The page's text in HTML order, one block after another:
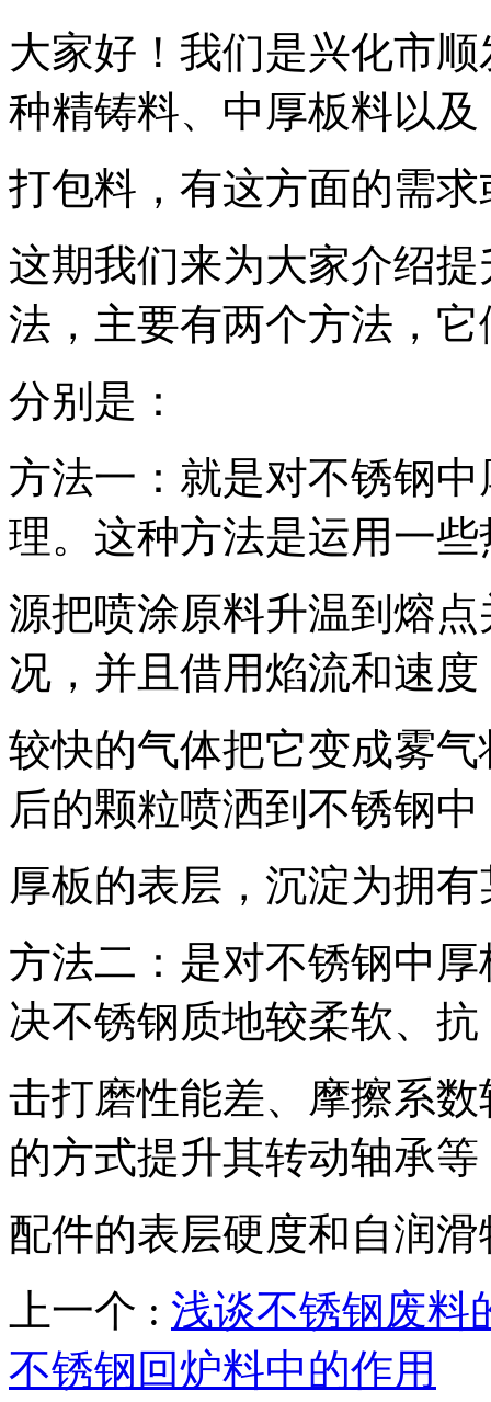
大家好！我们是兴化市
种精铸料、中厚板料以及
打包料，有这方面的需
这期我们来为大家介绍
法，主要有两个方法，它
分别是：
方法一：就是对不锈钢
理。这种方法是运用一些
源把喷涂原料升温到熔
况，并且借用焰流和速度
较快的气体把它变成雾
后的颗粒喷洒到不锈钢中
厚板的表层，沉淀为拥
方法二：是对不锈钢中
决不锈钢质地较柔软、抗
击打磨性能差、摩擦系
的方式提升其转动轴承等
配件的表层硬度和自润滑
上一个 : 浅谈不锈钢废料
不锈钢回炉料中的作用